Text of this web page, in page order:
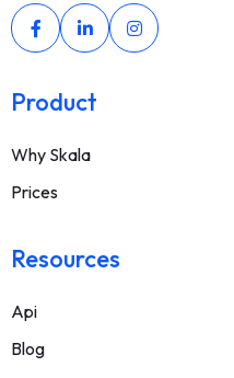
Product
Why Skala
Prices
Resources
Api
Blog